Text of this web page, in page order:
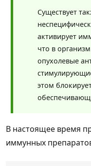
Существует
активирует
что в
опухолевые
этом
В настоящее время
иммунных